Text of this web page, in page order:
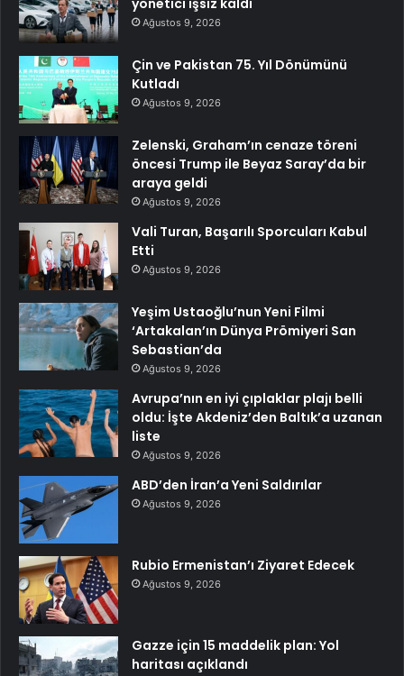
yönetici işsiz kaldı
Ağustos 9, 2026
Çin ve Pakistan 75. Yıl Dönümünü
Kutladı
Ağustos 9, 2026
Zelenski, Graham’ın cenaze töreni
öncesi Trump ile Beyaz Saray’da bir
araya geldi
Ağustos 9, 2026
Vali Turan, Başarılı Sporcuları Kabul
Etti
Ağustos 9, 2026
Yeşim Ustaoğlu’nun Yeni Filmi
‘Artakalan’ın Dünya Prömiyeri San
Sebastian’da
Ağustos 9, 2026
Avrupa’nın en iyi çıplaklar plajı belli
oldu: İşte Akdeniz’den Baltık’a uzanan
liste
Ağustos 9, 2026
ABD’den İran’a Yeni Saldırılar
Ağustos 9, 2026
Rubio Ermenistan’ı Ziyaret Edecek
Ağustos 9, 2026
Gazze için 15 maddelik plan: Yol
haritası açıklandı